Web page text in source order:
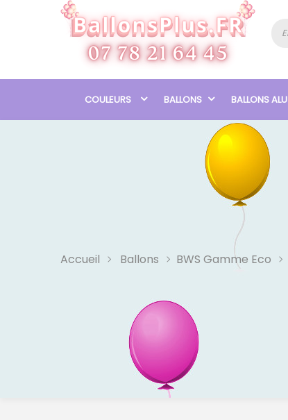
COULEURS BALLONS BALLONS ALU
Accueil Ballons BWS Gamme Eco